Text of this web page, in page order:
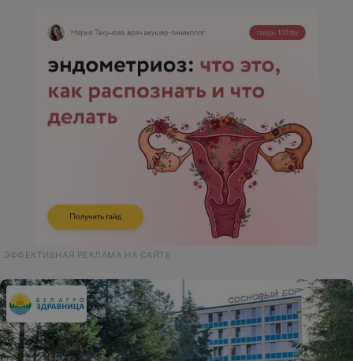
ЭФФЕКТИВНАЯ РЕКЛАМА НА САЙТЕ